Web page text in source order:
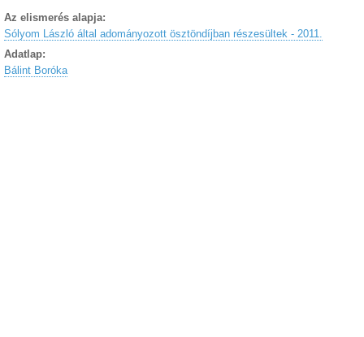
Az elismerés alapja:
Sólyom László által adományozott ösztöndíjban részesültek - 2011.
Adatlap:
Bálint Boróka